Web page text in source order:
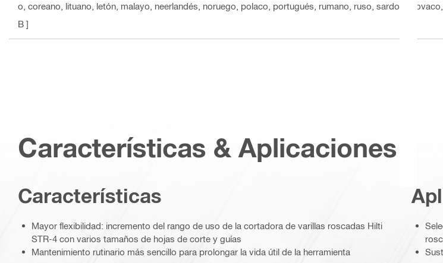
o, coreano, lituano, letón, malayo, neerlandés, noruego, polaco, portugués, rumano, ruso, sardo,
B ]
Características & Aplicaciones
Características
Mayor flexibilidad: incremento del rango de uso de la cortadora de varillas roscadas Hilti
STR-4 con varios tamaños de hojas de corte y guías
Mantenimiento rutinario más sencillo para prolongar la vida útil de la herramienta